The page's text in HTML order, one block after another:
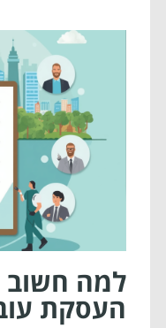
למה חשוב
העסקת